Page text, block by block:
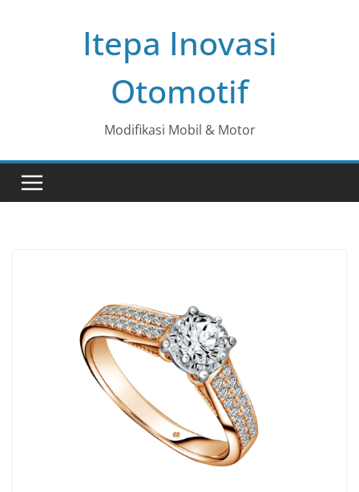
Itepa Inovasi
Otomotif
Modifikasi Mobil & Motor